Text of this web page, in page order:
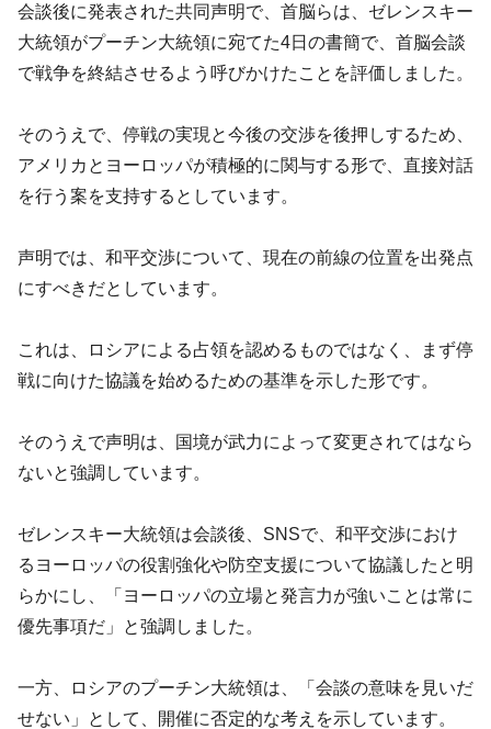
会談後に発表された共同声明で、首脳らは、ゼレンスキー
大統領がプーチン大統領に宛てた4日の書簡で、首脳会談
で戦争を終結させるよう呼びかけたことを評価しました。
そのうえで、停戦の実現と今後の交渉を後押しするため、
アメリカとヨーロッパが積極的に関与する形で、直接対話
を行う案を支持するとしています。
声明では、和平交渉について、現在の前線の位置を出発点
にすべきだとしています。
これは、ロシアによる占領を認めるものではなく、まず停
戦に向けた協議を始めるための基準を示した形です。
そのうえで声明は、国境が武力によって変更されてはなら
ないと強調しています。
ゼレンスキー大統領は会談後、SNSで、和平交渉におけ
るヨーロッパの役割強化や防空支援について協議したと明
らかにし、「ヨーロッパの立場と発言力が強いことは常に
優先事項だ」と強調しました。
一方、ロシアのプーチン大統領は、「会談の意味を見いだ
せない」として、開催に否定的な考えを示しています。